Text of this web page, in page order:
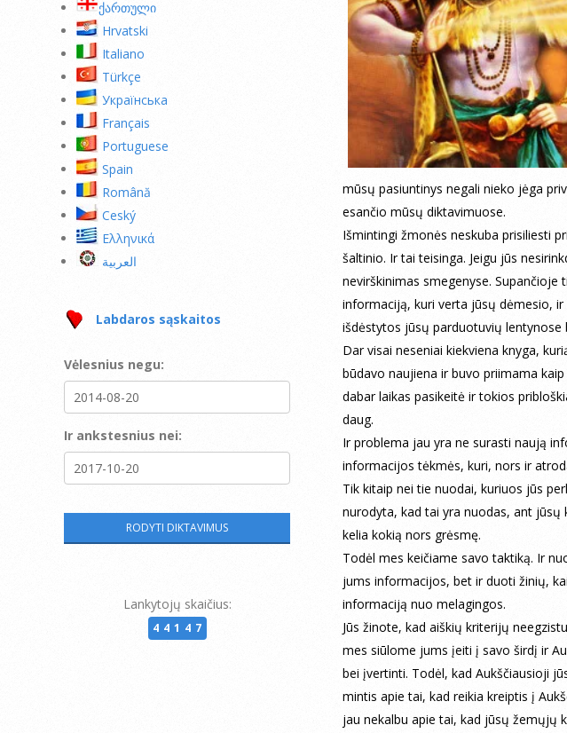
mūsų pasiuntinys negali nieko jėga
esančio mūsų diktavimuose.
Išmintingi žmonės neskuba prisiliesti
šaltinio. Ir tai teisinga. Jeigu jūs
nevirškinimas smegenyse.
informaciją, kuri verta jūsų dėmesio,
išdėstytos jūsų parduotuvių lentynose
Dar visai neseniai kiekviena knyga,
būdavo naujiena ir buvo priimama
dabar laikas pasikeitė ir tokios
daug.
Ir problema jau yra ne surasti naują
informacijos tėkmės, kuri, nors ir
Tik kitaip nei tie nuodai, kuriuos jūs
nurodyta, kad tai yra nuodas, ant
kelia kokią nors grėsmę.
Todėl mes keičiame savo taktiką. Ir
jums informacijos, bet ir duoti žinių,
informaciją nuo melagingos.
Jūs žinote, kad aiškių kriterijų
mes siūlome jums įeiti į savo širdį ir
bei įvertinti. Todėl, kad Aukščiausioji
mintis apie tai, kad reikia kreiptis į
jau nekalbu apie tai, kad jūsų žemųjų
ქართული
Hrvatski
Italiano
Türkçe
Українська
Français
Portuguese
Spain
Română
Ceský
Ελληνικά
العربية
Labdaros sąskaitos
Vėlesnius negu:
Ir ankstesnius nei:
Lankytojų skaičius:
44147